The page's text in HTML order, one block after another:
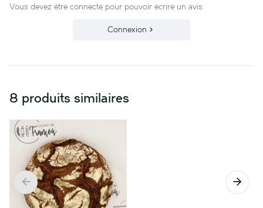
Vous devez être connecté pour pouvoir écrire un avis
Connexion
8 produits similaires